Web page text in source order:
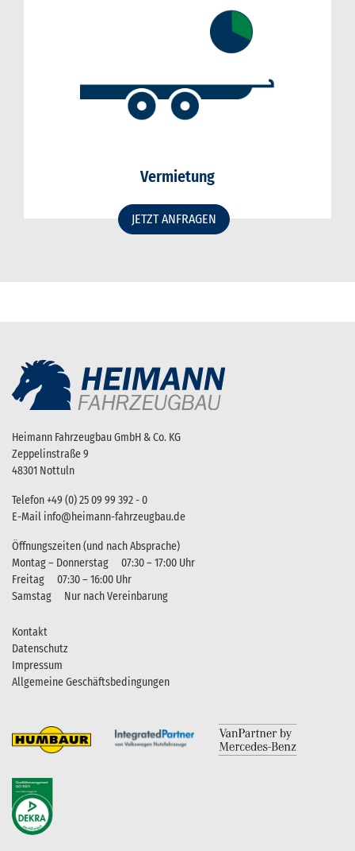
Vermietung
JETZT ANFRAGEN
Heimann Fahrzeugbau GmbH & Co. KG
Zeppelinstraße 9
48301 Nottuln
Telefon+49 (0) 25 09 99 392 - 0
E-Mail info@heimann-fahrzeugbau.de
Öffnungszeiten (und nach Absprache)
Montag – Donnerstag
07:30 – 17:00 Uhr
Freitag
07:30 – 16:00 Uhr
Samstag
Nur nach Vereinbarung
Kontakt
Datenschutz
Impressum
Allgemeine Geschäftsbedingungen